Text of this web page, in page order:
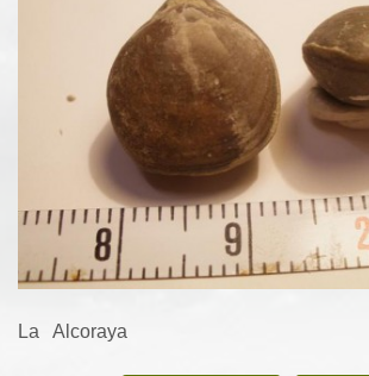
La Alcoraya